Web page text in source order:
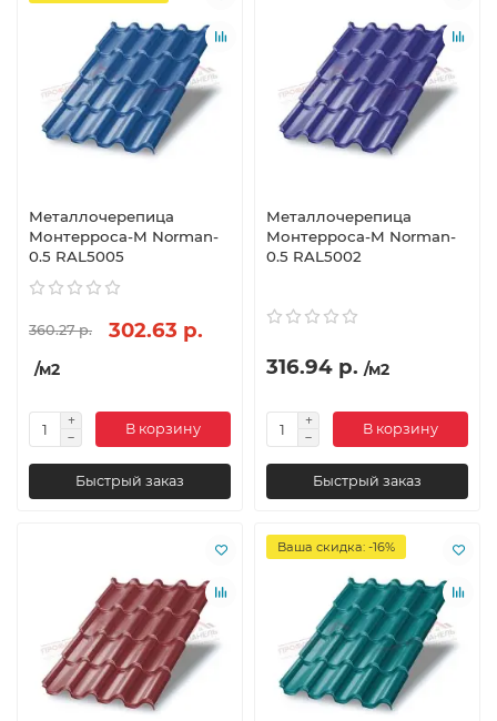
Металлочерепица
Монтерроса-M Norman-
0.5 RAL5005
360.27 р. 302.63 р.
/м2
В корзину
Быстрый заказ
Металлочерепица
Монтерроса-M Norman-
0.5 RAL5002
316.94 р. /м2
В корзину
Быстрый заказ
Ваша скидка: -16%